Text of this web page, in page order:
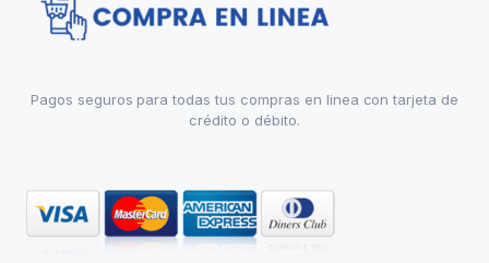
Pagos seguros para todas tus compras en linea con tarjeta de
crédito o débito.